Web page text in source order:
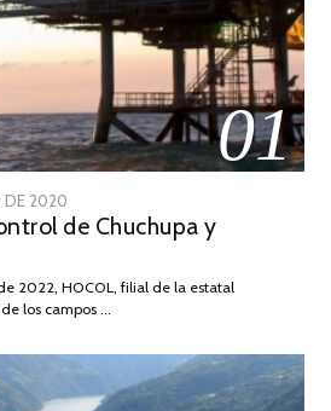
01
DE 2020
DE
2026
de Chuchupa y
2022, HOCOL, filial de la estatal
los campos …